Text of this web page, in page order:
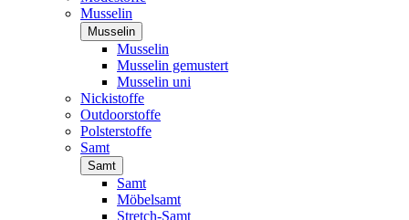
Musselin
Musselin
Musselin
Musselin gemustert
Musselin uni
Nickistoffe
Outdoorstoffe
Polsterstoffe
Samt
Samt
Samt
Möbelsamt
Stretch-Samt